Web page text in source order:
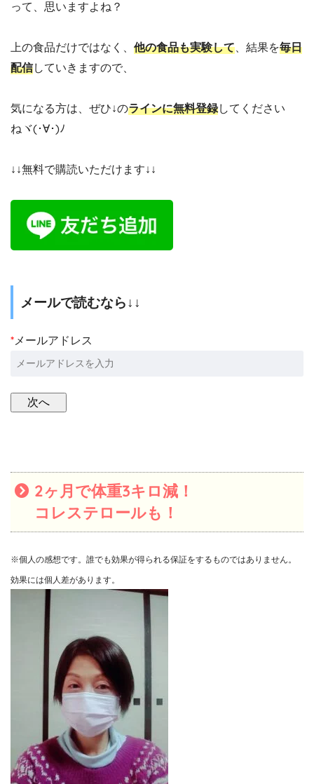
って、思いますよね？
上の食品だけではなく、 他の食品も実験して、結果を毎日
配信していきますので、
気になる方は、ぜひ↓のラインに無料登録してください
ねヾ(･∀･)ﾉ
↓↓無料で購読いただけます↓↓
メールで読むなら↓↓
*メールアドレス
2ヶ月で体重3キロ減！
コレステロールも！
※個人の感想です。誰でも効果が得られる保証をするものではありません。
効果には個人差があります。